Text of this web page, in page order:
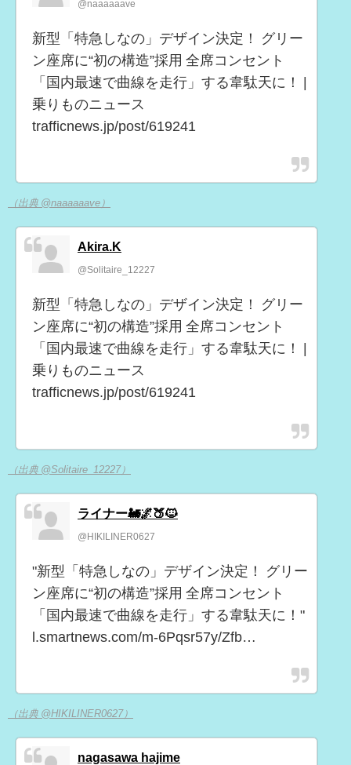
@naaaaaave
新型「特急しなの」デザイン決定！ グリー
ン座席に“初の構造”採用 全席コンセント
「国内最速で曲線を走行」する韋駄天に！ |
乗りものニュース
trafficnews.jp/post/619241
（出典 @naaaaaave）
Akira.K
@Solitaire_12227
新型「特急しなの」デザイン決定！ グリー
ン座席に“初の構造”採用 全席コンセント
「国内最速で曲線を走行」する韋駄天に！ |
乗りものニュース
trafficnews.jp/post/619241
（出典 @Solitaire_12227）
ライナー🚂🌌🍑🐱
@HIKILINER0627
"新型「特急しなの」デザイン決定！ グリー
ン座席に“初の構造”採用 全席コンセント
「国内最速で曲線を走行」する韋駄天に！"
l.smartnews.com/m-6Pqsr57y/Zfb…
（出典 @HIKILINER0627）
nagasawa hajime